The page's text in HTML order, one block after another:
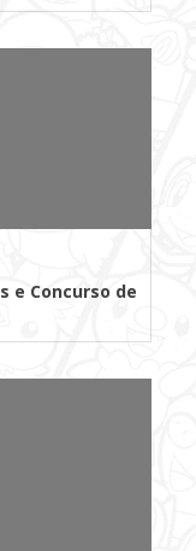
e Concurso de